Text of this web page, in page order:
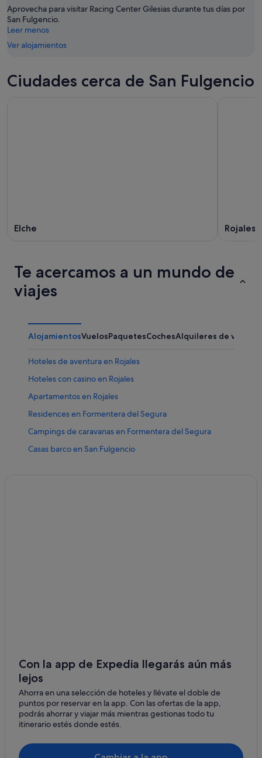
Aprovecha para visitar Racing Center Gilesias durante tus días por
San Fulgencio.
Leer menos
Ver alojamientos
Ciudades cerca de San Fulgencio
Elche Rojales
Te acercamos a un mundo de
viajes
AlojamientosVuelosPaquetesCochesAlquileres de
Hoteles de aventura en Rojales
Hoteles con casino en Rojales
Apartamentos en Rojales
Residences en Formentera del Segura
Campings de caravanas en Formentera del Segura
Casas barco en San Fulgencio
Villas en Rojales
Casas de campo en San Fulgencio
Hoteles con gimnasio en Rojales
Hoteles con restaurante en Rojales
Apartoteles en San Fulgencio
Apartamentos en San Fulgencio
Con la app de Expedia llegarás aún más
lejos
Ahorra en una selección de hoteles y llévate el doble de
puntos por reservar en la app. Con las ofertas de la app,
podrás ahorrar y viajar más mientras gestionas todo tu
itinerario estés donde estés.